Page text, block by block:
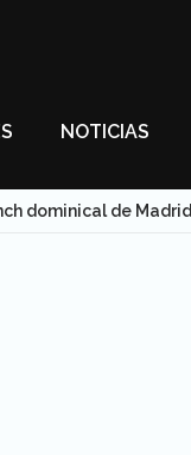
NOTICIAS
dominical de Madrid